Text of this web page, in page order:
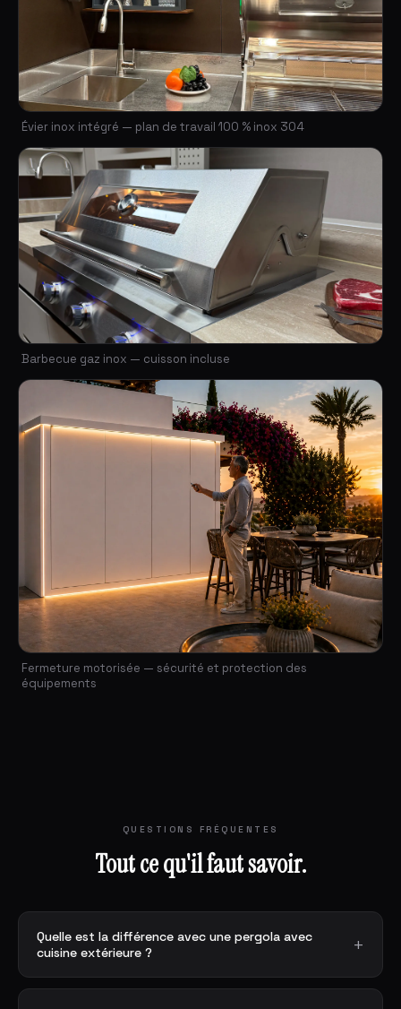
Évier inox intégré — plan de travail 100 % inox 304
Barbecue gaz inox — cuisson incluse
Fermeture motorisée — sécurité et protection des
équipements
QUESTIONS FRÉQUENTES
Tout ce qu'il faut savoir.
Quelle est la différence avec une pergola avec
cuisine extérieure ?